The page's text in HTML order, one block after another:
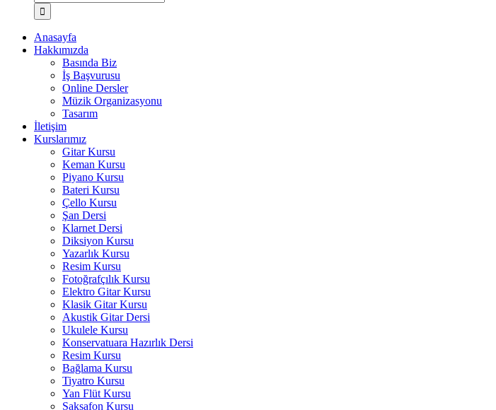
Anasayfa
Hakkımızda
Basında Biz
İş Başvurusu
Online Dersler
Müzik Organizasyonu
Tasarım
İletişim
Kurslarımız
Gitar Kursu
Keman Kursu
Piyano Kursu
Bateri Kursu
Çello Kursu
Şan Dersi
Klarnet Dersi
Diksiyon Kursu
Yazarlık Kursu
Resim Kursu
Fotoğrafçılık Kursu
Elektro Gitar Kursu
Klasik Gitar Kursu
Akustik Gitar Dersi
Ukulele Kursu
Konservatuara Hazırlık Dersi
Resim Kursu
Bağlama Kursu
Tiyatro Kursu
Yan Flüt Kursu
Saksafon Kursu